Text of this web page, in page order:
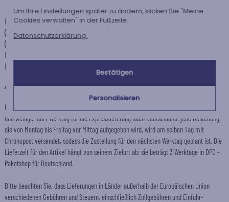
Die Versandkosten und Lieferzeiten können je nach Ihrem Wohnort
(abgelegene oder entlegene Gebiete) und dem Gewicht des Pakets
(Anzahl der bestellten Artikel) variieren. Über die genauen Kosten und
Lieferzeiten für jede Versandart informieren wir Sie, nachdem Sie Ihre
Lieferadresse angegeben haben.
Andere Länder +
Die Vorbereitungszeit für diesen Artikel beträgt 2 Werktage für die Standardlieferung
und weniger als 1 Werktag für die Expresslieferung nach Deutschland: jede Bestellung,
die von Montag bis Freitag vor Mittag aufgegeben wird, wird am selben Tag mit
Chronopost versendet, sodass die Zustellung für den nächsten Werktag geplant ist. Die
Lieferzeit für den Artikel hängt von seinem Zielort ab: sie beträgt 3 Werktage in DPD -
Paketshop für Deutschland.
Bitte beachten Sie, dass Lieferungen in Länder außerhalb der Europäischen Union
verschiedenen Gebühren und Steuern, einschließlich Zollgebühren und Einfuhr-
Um Ihre Einstellungen später zu ändern, klicken Sie "Meine
Cookies verwalten" in der Fußzeile.
Datenschutzerklärung.
Bestätigen
Personalisieren